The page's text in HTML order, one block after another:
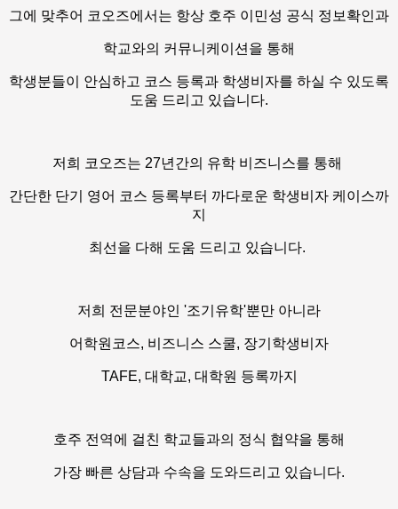
그에 맞추어 코오즈에서는 항상 호주 이민성 공식 정보확인과
학교와의 커뮤니케이션을 통해
학생분들이 안심하고 코스 등록과 학생비자를 하실 수 있도록
도움 드리고 있습니다.
저희 코오즈는 27년간의 유학 비즈니스를 통해
간단한 단기 영어 코스 등록부터 까다로운 학생비자 케이스까
지
최선을 다해 도움 드리고 있습니다.
저희 전문분야인 '조기유학'뿐만 아니라
어학원코스, 비즈니스 스쿨, 장기학생비자
TAFE, 대학교, 대학원 등록까지
호주 전역에 걸친 학교들과의 정식 협약을 통해
가장 빠른 상담과 수속을 도와드리고 있습니다.